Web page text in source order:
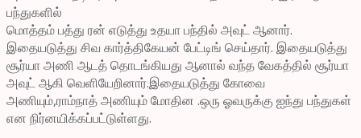
பந்துகளில்
மொத்தம் பத்து ரன் எடுத்து உதயா பந்தில் அவுட் ஆனார்.
இதையடுத்து சிவ கார்த்திகேயன் பேட்டிங் செய்தார். இதையடுத்து
சூர்யா அணி ஆடத் தொடங்கியது ஆனால் வந்த வேகத்தில் சூர்யா
அவுட் ஆகி வெளியேறினார்.இதையடுத்து கோவை
அணியும்,ராம்நாத் அணியும் மோதின .ஒரு ஓவருக்கு ஐந்து பந்துகள்
என நிர்னயிக்கப்பட்டுள்ளது.